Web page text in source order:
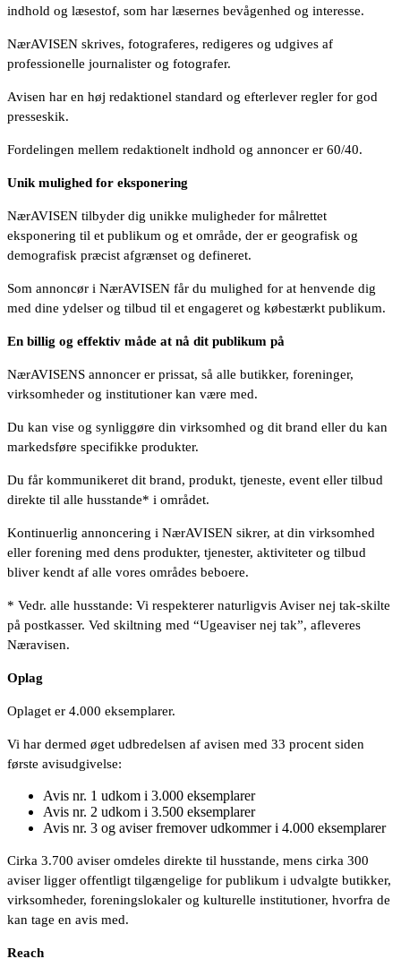
indhold og læsestof, som har læsernes bevågenhed og interesse.
NærAVISEN skrives, fotograferes, redigeres og udgives af
professionelle journalister og fotografer.
Avisen har en høj redaktionel standard og efterlever regler for god
presseskik.
Fordelingen mellem redaktionelt indhold og annoncer er 60/40.
Unik mulighed for eksponering
NærAVISEN tilbyder dig unikke muligheder for målrettet
eksponering til et publikum og et område, der er geografisk og
demografisk præcist afgrænset og defineret.
Som annoncør i NærAVISEN får du mulighed for at henvende dig
med dine ydelser og tilbud til et engageret og købestærkt publikum.
En billig og effektiv måde at nå dit publikum på
NærAVISENS annoncer er prissat, så alle butikker, foreninger,
virksomheder og institutioner kan være med.
Du kan vise og synliggøre din virksomhed og dit brand eller du kan
markedsføre specifikke produkter.
Du får kommunikeret dit brand, produkt, tjeneste, event eller tilbud
direkte til alle husstande* i området.
Kontinuerlig annoncering i NærAVISEN sikrer, at din virksomhed
eller forening med dens produkter, tjenester, aktiviteter og tilbud
bliver kendt af alle vores områdes beboere.
* Vedr. alle husstande: Vi respekterer naturligvis Aviser nej tak-skilte
på postkasser. Ved skiltning med “Ugeaviser nej tak”, afleveres
Næravisen.
Oplag
Oplaget er 4.000 eksemplarer.
Vi har dermed øget udbredelsen af avisen med 33 procent siden
første avisudgivelse:
Avis nr. 1 udkom i 3.000 eksemplarer
Avis nr. 2 udkom i 3.500 eksemplarer
Avis nr. 3 og aviser fremover udkommer i 4.000 eksemplarer
Cirka 3.700 aviser omdeles direkte til husstande, mens cirka 300
aviser ligger offentligt tilgængelige for publikum i udvalgte butikker,
virksomheder, foreningslokaler og kulturelle institutioner, hvorfra de
kan tage en avis med.
Reach